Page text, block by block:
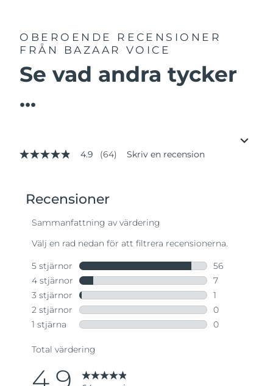
OBEROENDE RECENSIONER
FRÅN BAZAAR VOICE
Se vad andra tycker
...
4.9
genomsnittligt
betyg.
Länk
samma
sida.
4.9 (64) Skriv en recension